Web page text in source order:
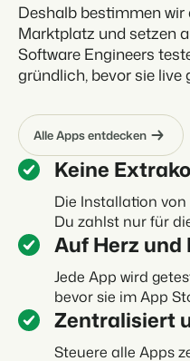
Deshalb bestimmen wir
Marktplatz und setzen
Software Engineers
gründlich, bevor sie live
Alle Apps entdecken
Keine
Die Installation
Du zahlst nur für
Auf Herz
Jede App wird
bevor sie im App
Zentralisiert
Steuere alle Apps